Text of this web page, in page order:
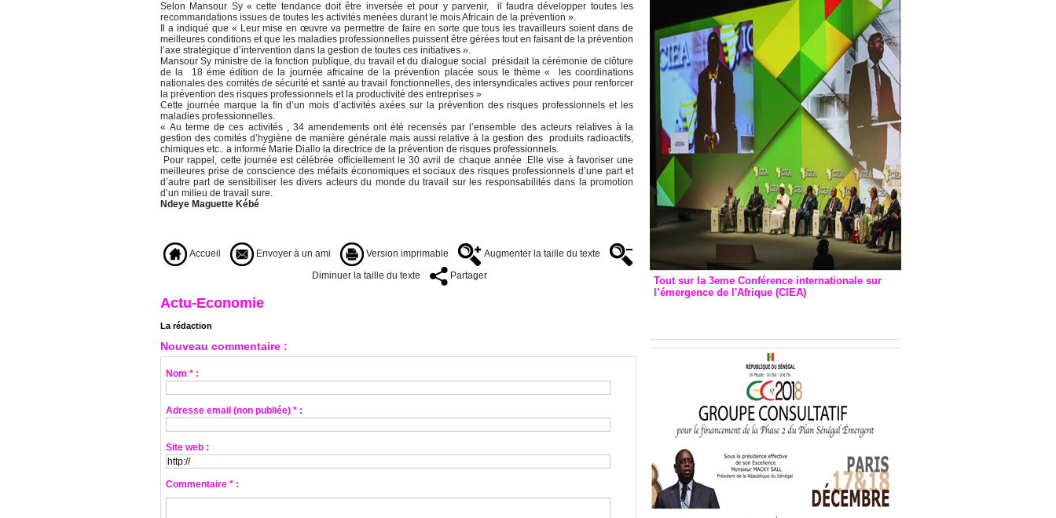
Selon Mansour Sy « cette tendance doit être inversée et pour y parvenir, il faudra développer toutes les
recommandations issues de toutes les activités menées durant le mois Africain de la prévention ».
Il a indiqué que « Leur mise en œuvre va permettre de faire en sorte que tous les travailleurs soient dans de
meilleures conditions et que les maladies professionnelles puissent être gérées tout en faisant de la prévention
l’axe stratégique d’intervention dans la gestion de toutes ces initiatives ».
Mansour Sy ministre de la fonction publique, du travail et du dialogue social présidait la cérémonie de clôture
de la 18 éme édition de la journée africaine de la prévention placée sous le thème « les coordinations
nationales des comités de sécurité et santé au travail fonctionnelles, des intersyndicales actives pour renforcer
la prévention des risques professionnels et la productivité des entreprises »
Cette journée marque la fin d’un mois d’activités axées sur la prévention des risques professionnels et les
maladies professionnelles.
« Au terme de ces activités , 34 amendements ont été recensés par l’ensemble des acteurs relatives à la
gestion des comités d’hygiène de manière générale mais aussi relative à la gestion des produits radioactifs,
chimiques etc.. a informé Marie Diallo la directrice de la prévention de risques professionnels.
Pour rappel, cette journée est célébrée officiellement le 30 avril de chaque année .Elle vise à favoriser une
meilleures prise de conscience des méfaits économiques et sociaux des risques professionnels d’une part et
d’autre part de sensibiliser les divers acteurs du monde du travail sur les responsabilités dans la promotion
d’un milieu de travail sure.
Ndeye Maguette Kébé
Accueil Envoyer à un ami Version imprimable
Augmenter la taille du texte
Diminuer la taille du texte
Partager
Actu-Economie
La rédaction
Nouveau commentaire :
Nom * :
Adresse email (non publiée) * :
Site web :
Commentaire * :
Tout sur la 3eme Conférence internationale sur
l’émergence de l'Afrique (CIEA)